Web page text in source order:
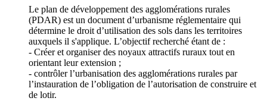
Le plan de développement des agglomérations rurales
(PDAR) est un document d’urbanisme réglementaire qui
détermine le droit d’utilisation des sols dans les territoires
auxquels il s'applique. L’objectif recherché étant de :
- Créer et organiser des noyaux attractifs ruraux tout en
orientant leur extension ;
- contrôler l’urbanisation des agglomérations rurales par
l’instauration de l’obligation de l’autorisation de construire et
de lotir.